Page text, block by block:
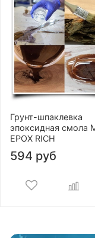
Грунт-шпаклевка
эпоксидная смола
EPOX RICH
594 руб